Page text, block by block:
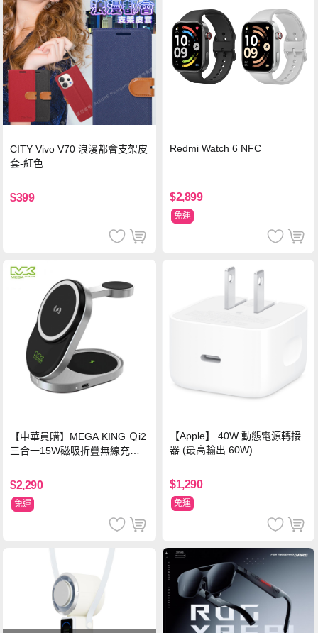
CITY Vivo V70 浪漫都會支架皮
套-紅色
$399
Redmi Watch 6 NFC
$2,899
免運
【中華員購】MEGA KING Ｑi2
三合一15W磁吸折疊無線充電
$2,290
免運
【Apple】 40W 動態電源轉接
器 (最高輸出 60W)
$1,290
免運